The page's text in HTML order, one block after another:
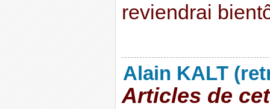
reviendrai
Alain KALT
Articles de